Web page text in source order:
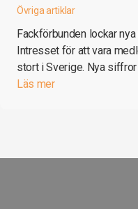
Övriga artiklar
Fackförbunden lockar
Intresset för att vara
stort i Sverige. Nya
Läs mer